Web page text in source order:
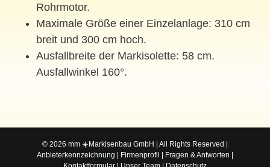
Rohrmotor.
Maximale Größe einer Einzelanlage: 310 cm
breit und 300 cm hoch.
Ausfallbreite der Markisolette: 58 cm.
Ausfallwinkel 160°.
© 2026 mm ☀️Markisenbau GmbH | All Rights Reserved |
Anbieterkennzeichnung | Firmenprofil | Fragen & Antworten |